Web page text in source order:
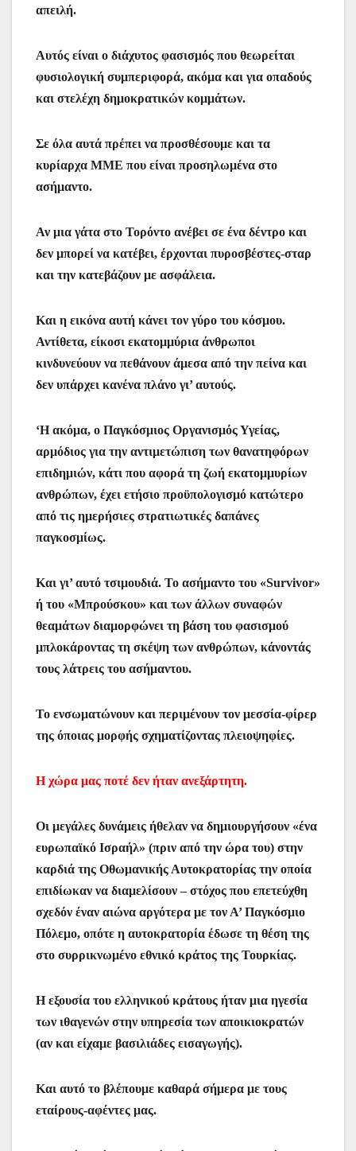
απειλή.
Αυτός είναι ο διάχυτος φασισμός που θεωρείται
φυσιολογική συμπεριφορά, ακόμα και για οπαδούς
και στελέχη δημοκρατικών κομμάτων.
Σε όλα αυτά πρέπει να προσθέσουμε και τα
κυρίαρχα ΜΜΕ που είναι προσηλωμένα στο
ασήμαντο.
Αν μια γάτα στο Τορόντο ανέβει σε ένα δέντρο και
δεν μπορεί να κατέβει, έρχονται πυροσβέστες-σταρ
και την κατεβάζουν με ασφάλεια.
Και η εικόνα αυτή κάνει τον γύρο του κόσμου.
Αντίθετα, είκοσι εκατομμύρια άνθρωποι
κινδυνεύουν να πεθάνουν άμεσα από την πείνα και
δεν υπάρχει κανένα πλάνο γι’ αυτούς.
‘Η ακόμα, ο Παγκόσμιος Οργανισμός Υγείας,
αρμόδιος για την αντιμετώπιση των θανατηφόρων
επιδημιών, κάτι που αφορά τη ζωή εκατομμυρίων
ανθρώπων, έχει ετήσιο προϋπολογισμό κατώτερο
από τις ημερήσιες στρατιωτικές δαπάνες
παγκοσμίως.
Και γι’ αυτό τσιμουδιά. Το ασήμαντο του «Survivor»
ή του «Μπρούσκου» και των άλλων συναφών
θεαμάτων διαμορφώνει τη βάση του φασισμού
μπλοκάροντας τη σκέψη των ανθρώπων, κάνοντάς
τους λάτρεις του ασήμαντου.
Το ενσωματώνουν και περιμένουν τον μεσσία-φίρερ
της όποιας μορφής σχηματίζοντας πλειοψηφίες.
Η χώρα μας ποτέ δεν ήταν ανεξάρτητη.
Οι μεγάλες δυνάμεις ήθελαν να δημιουργήσουν «ένα
ευρωπαϊκό Ισραήλ» (πριν από την ώρα του) στην
καρδιά της Οθωμανικής Αυτοκρατορίας την οποία
επιδίωκαν να διαμελίσουν – στόχος που επετεύχθη
σχεδόν έναν αιώνα αργότερα με τον Α’ Παγκόσμιο
Πόλεμο, οπότε η αυτοκρατορία έδωσε τη θέση της
στο συρρικνωμένο εθνικό κράτος της Τουρκίας.
Η εξουσία του ελληνικού κράτους ήταν μια ηγεσία
των ιθαγενών στην υπηρεσία των αποικιοκρατών
(αν και είχαμε βασιλιάδες εισαγωγής).
Και αυτό το βλέπουμε καθαρά σήμερα με τους
εταίρους-αφέντες μας.